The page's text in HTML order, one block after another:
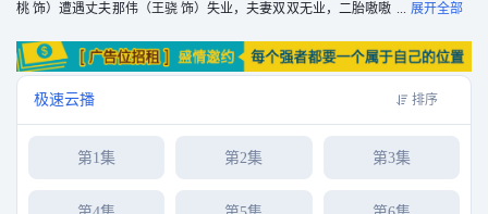
桃 饰）遭遇丈夫那伟（王骁 饰）失业，夫妻双双无业，二胎嗷嗷
再就业；名校毕业的沈磊（秦俊杰 饰），考了公务员，在单位档案科工作，岁
月静好，与世无争，妻子谢美蓝（陈昊宇 饰）却因他安于现状与之离婚，沈磊
信念崩塌，辞去工作，离家出走；百万年薪的程序员那隽（张哲华 饰）被大厂
远。面对各自的人生窘境，他们不控诉不自怜，直面内心，共渡人生危机。
极速云播 排序
第1集 第2集 第3集